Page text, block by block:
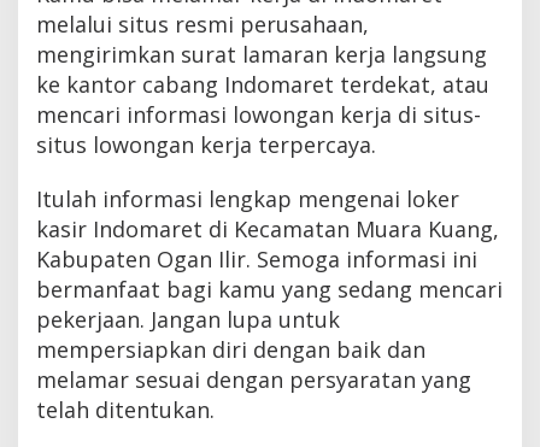
melalui situs resmi perusahaan,
mengirimkan surat lamaran kerja langsung
ke kantor cabang Indomaret terdekat, atau
mencari informasi lowongan kerja di situs-
situs lowongan kerja terpercaya.
Itulah informasi lengkap mengenai loker
kasir Indomaret di Kecamatan Muara Kuang,
Kabupaten Ogan Ilir. Semoga informasi ini
bermanfaat bagi kamu yang sedang mencari
pekerjaan. Jangan lupa untuk
mempersiapkan diri dengan baik dan
melamar sesuai dengan persyaratan yang
telah ditentukan.